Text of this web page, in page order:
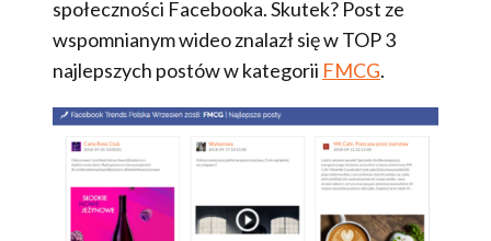
społeczności Facebooka. Skutek? Post ze
wspomnianym wideo znalazł się w TOP 3
najlepszych postów w kategorii FMCG.